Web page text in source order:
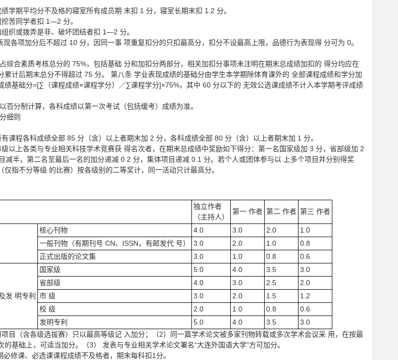
绩学期平均分不及格的寝室所有成员期 末扣 1 分，寝室长期末扣 1.2 分。
挖苦同学者扣 1—2 分。
组织或拨弄是非、破坏团结者扣 1—2 分。
各项加分后不超过 10 分，因同一事 项重复扣分的只扣最高分，扣分不设最高上限，品德行为表现得 分可为 0。
综合素质考核总分的 75%，包括基础 分和加扣分两部分，相关加扣分事项未注明在期末总成绩加扣的 得分均应在
累计后期末总分不得超过 75 分。 第八条 学业表现成绩的基础分由学生本学期除体育课外的 全部课程成绩和学分加
绩基础分=[∑（课程成绩×课程学分）／∑课程学分]×75%，其中 60 分以下的 无效公选课成绩不计入本学期考评成绩
百分制计算，各科成绩以第一次考试（包括缓考）成绩为准。
细则
有课程各科成绩全部 85 分（含）以上者期末加 2 分，各科成绩全部 80 分（含）以上者期末加 1 分。
级以上各类与专业相关科技学术竞赛获 得名次者，在期末总成绩中奖励如下得分：第一名国家级加 3 分，省部级加 2
减半，第二名至最后一名的加分递减 0.2 分，集体项目递减 0.1 分。若个人或团体参与以 上多个项目并分别得奖
仅指不分等级 的比赛）按各级别的二等奖计，同一活动只计最高分。
独立作者
（主持人）
第一 作者 第二 作者 第三 作者
核心刊物 4.0 3.0 2.0
1.0
一般刊物（有期刊号 CN、ISSN，有邮发代 号）
3.0 2.0 1.0
0.8
正式出版的论文集
3.0 1.0 0.8 0.6
发 明专利
国家级 5.0 4.0 3.5
3.0
省部级
4.0 3.0 2.5
2.0
市 级
3.0 2.0 1.5
1.2
校 级
2.0 1.0 0.8
0.6
发明专利
5.0 4.0 3.5
3.0
项目（含各级选拔赛）只以最高等级记 入加分；（2）同一篇学术论文被多家刊物转载或多次学术会议采 用，在按最
基础上，可适当加分。（3） 发表与专业相关学术论文署名“大连外国语大学”方可加分。
修课、必选课课程成绩不及格者，期末每科扣1分。